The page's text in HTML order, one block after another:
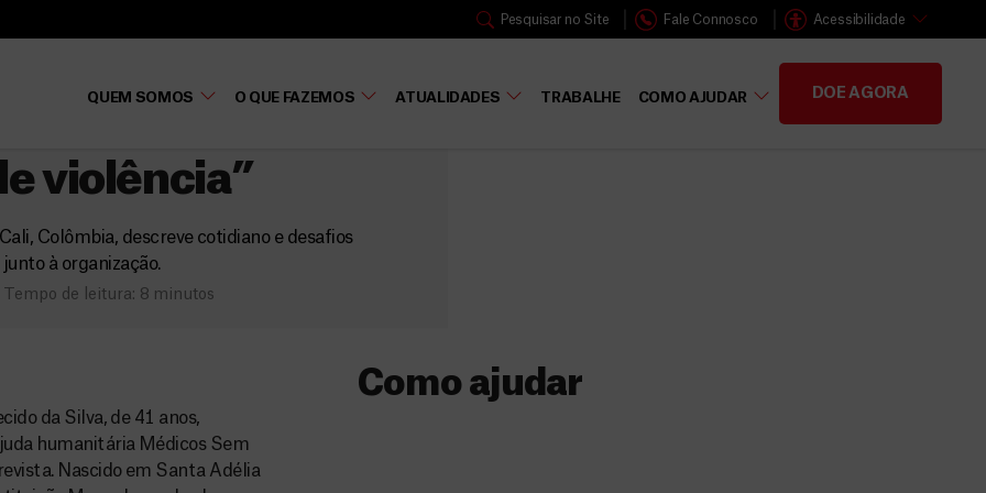
Pesquisar no Site Fale Connosco Acessibilidade
QUEM SOMOS O QUE FAZEMOS ATUALIDADES TRABALHE COMO AJUDAR DOE AGORA
violência”
Colômbia, descreve cotidiano e desafios
à organização.
Tempo de leitura: 8 minutos
da Silva, de 41 anos,
humanitária Médicos Sem
Nascido em Santa Adélia
Como ajudar